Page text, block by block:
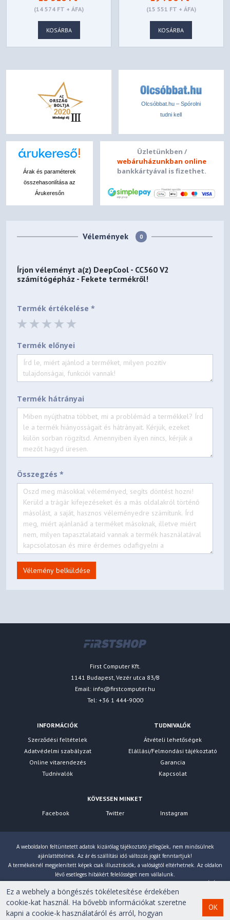
(14 574 FT + ÁFA)
KOSÁRBA
(15 551 FT + ÁFA)
KOSÁRBA
Olcsóbbat.hu – Spórolni
tudni kell
Árak és paraméterek
összehasonlítása az
Árukeresőn
Üzletünkben /
webáruházunkban online
bankkártyával is fizethet.
Vélemények 0
Írjon véleményt a(z) DeepCool - CC560 V2
számítógépház - Fekete termékről!
Termék értékelése *
Termék előnyei
Termék hátrányai
Összegzés *
Vélemény belküldése
First Computer Kft.
1141 Budapest, Vezér utca 83/B
Email: info@firstcomputer.hu
Tel: +36 1 444-9000
INFORMÁCIÓK
Szerződési feltételek
Adatvédelmi szabályzat
Online vitarendezés
Tudnivalók
TUDNIVALÓK
Átvételi lehetőségek
Elállási/Felmondási tájékoztató
Garancia
Kapcsolat
KÖVESSEN MINKET
Facebook
Twitter Instagram
A weboldalon feltüntetett adatok kizárólag tájékoztató jellegűek, nem minősülnek
ajánlattételnek. Az ár és szállítási idő változás jogát fenntartjuk!
A termékeknél megjelenített képek csak illusztrációk, a valóságtól eltérhetnek. Az oldalon
lévő esetleges hibákért felelősséget nem vállalunk.
Eltérés esetén a gyártó által megadott paraméterek érvényesek! Bruttó árainkat 27% ÁFÁ-val
számoljuk!
Copyright © 2007-2026 First Computer Kft. Minden jog
Ez a webhely a böngészés tökéletesítése érdekében
cookie-kat használ. Ha bővebb információkat szeretne
kapni a cookie-k használatáról és arról, hogyan
OK